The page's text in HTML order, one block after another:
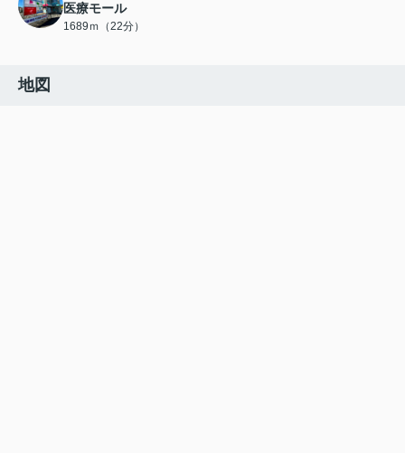
医療モール
1689ｍ（22分）
地図